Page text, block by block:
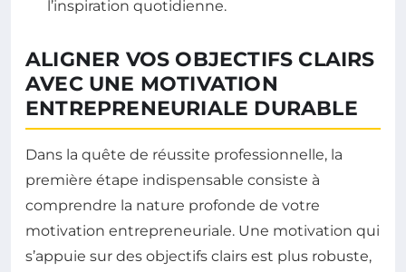
l’inspiration quotidienne.
ALIGNER VOS OBJECTIFS CLAIRS
AVEC UNE MOTIVATION
ENTREPRENEURIALE DURABLE
Dans la quête de réussite professionnelle, la
première étape indispensable consiste à
comprendre la nature profonde de votre
motivation entrepreneuriale. Une motivation qui
s’appuie sur des objectifs clairs est plus robuste,